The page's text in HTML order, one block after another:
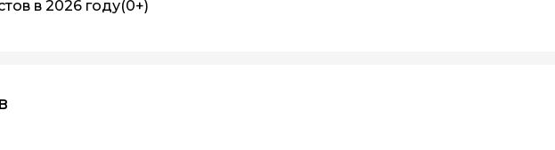
в 2026 году(0+)